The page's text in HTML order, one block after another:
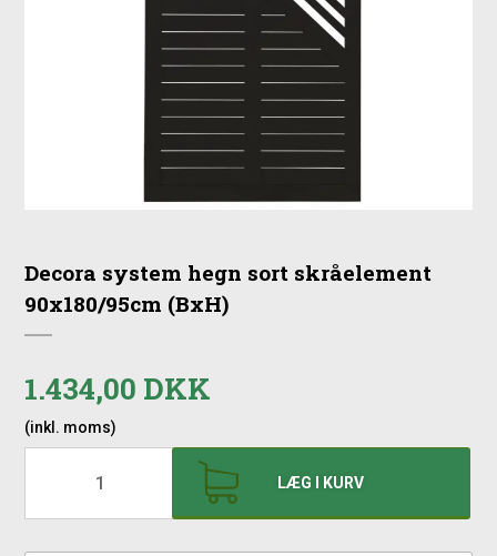
Decora system hegn sort skråelement
90x180/95cm (BxH)
1.434,00 DKK
(inkl. moms)
LÆG I KURV